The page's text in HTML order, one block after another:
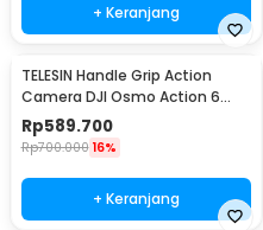
+ Keranjang
TELESIN Handle Grip Action
Camera DJI Osmo Action 6
Street Photography - S6-FMS-
39-TDJ
Rp589.700
Rp700.000 16%
+ Keranjang